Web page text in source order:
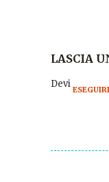
LASCIA
Devi